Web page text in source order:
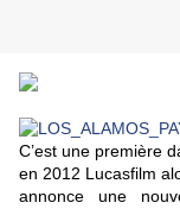
C’est une première
en 2012 Lucasfilm
annonce une